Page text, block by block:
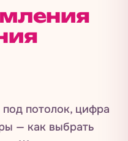
потолок, цифра
— как выбрать